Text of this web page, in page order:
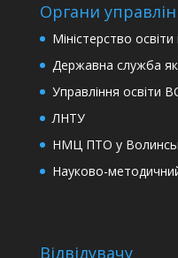
Органи
Міністерство освіти
Державна служба
Управління освіти
ЛНТУ
НМЦ ПТО у
Науково-
Відвідувачу